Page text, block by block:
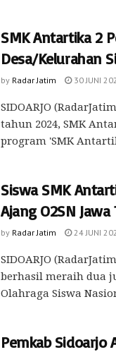
SMK Antartika 2
Desa/Kelurahan
by Radar Jatim 30 JUNI
SIDOARJO
tahun 2024, SMK
program 'SMK
Siswa SMK
Ajang O2SN
by Radar Jatim 24 JUNI
SIDOARJO
berhasil meraih dua
Olahraga Siswa
Pemkab Sidoarjo